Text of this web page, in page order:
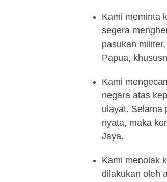
Kami meminta
segera
pasukan
Papua,
Kami
negara atas
ulayat. Selama
nyata, maka
Jaya.
Kami menolak
dilakukan oleh